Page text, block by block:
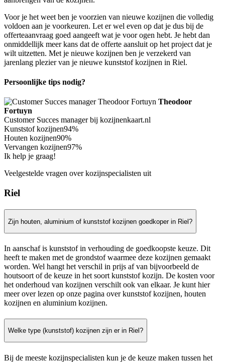
Voor je het weet ben je voorzien van nieuwe kozijnen die volledig
voldoen aan je voorkeuren. Let er wel even op dat je dus bij de
offerteaanvraag goed aangeeft wat je voor ogen hebt. Je hebt dan
onmiddellijk meer kans dat de offerte aansluit op het project dat je
wilt uitzetten. Met je nieuwe kozijnen ben je verzekerd van
jarenlang plezier van je nieuwe kunststof kozijnen in Riel.
Persoonlijke tips nodig?
Theodoor
Fortuyn
Customer Succes manager bij kozijnenkaart.nl
Kunststof kozijnen94%
Houten kozijnen90%
Vervangen kozijnen97%
Ik help je graag!
Veelgestelde vragen over kozijnspecialisten uit
Riel
Zijn houten, aluminium of kunststof kozijnen goedkoper in Riel?
In aanschaf is kunststof in verhouding de goedkoopste keuze. Dit
heeft te maken met de grondstof waarmee deze kozijnen gemaakt
worden. Wel hangt het verschil in prijs af van bijvoorbeeld de
houtsoort of de keuze in het soort kunststof kozijn. De kosten voor
het onderhoud van kozijnen verschilt ook van elkaar. Je kunt hier
meer over lezen op onze pagina over kunststof kozijnen, houten
kozijnen en aluminium kozijnen.
Welke type (kunststof) kozijnen zijn er in Riel?
Bij de meeste kozijnspecialisten kun je de keuze maken tussen het